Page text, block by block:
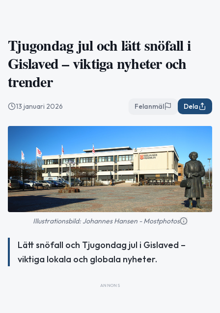
Tjugondag jul och lätt snöfall i
Gislaved – viktiga nyheter och
trender
13 januari 2026 Felanmäl Dela
Illustrationsbild: Johannes Hansen - Mostphotos
Lätt snöfall och Tjugondag jul i Gislaved –
viktiga lokala och globala nyheter.
ANNONS